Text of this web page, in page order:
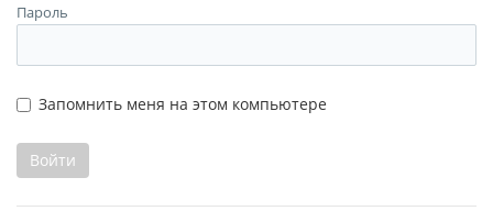
Пароль
Запомнить меня на этом компьютере